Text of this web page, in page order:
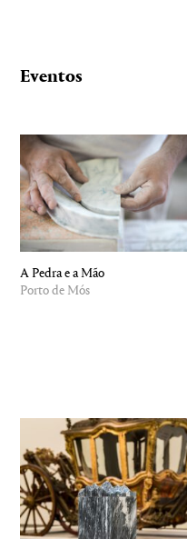
Eventos
A Pedra e a Mão
Porto de Mós